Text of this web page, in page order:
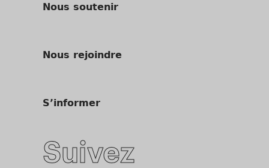
Nous soutenir
Nous rejoindre
S’informer
Suivez